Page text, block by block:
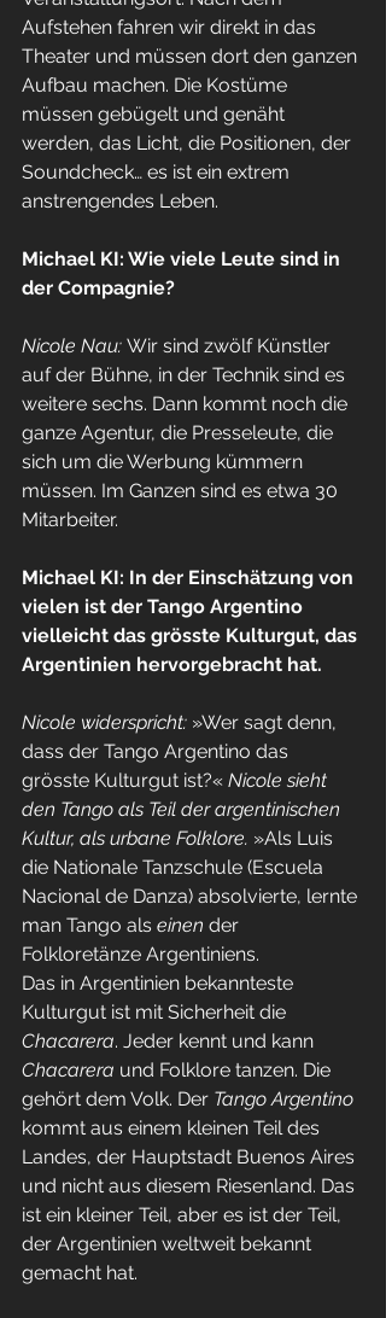
Aufstehen fahren wir direkt in das
Theater und müssen dort den ganzen
Aufbau machen. Die Kostüme
müssen gebügelt und genäht
werden, das Licht, die Positionen, der
Soundcheck… es ist ein extrem
anstrengendes Leben.
Michael KI: Wie viele Leute sind in
der Compagnie?
Nicole Nau: Wir sind zwölf Künstler
auf der Bühne, in der Technik sind es
weitere sechs. Dann kommt noch die
ganze Agentur, die Presseleute, die
sich um die Werbung kümmern
müssen. Im Ganzen sind es etwa 30
Mitarbeiter.
Michael KI: In der Einschätzung von
vielen ist der Tango Argentino
vielleicht das grösste Kulturgut, das
Argentinien hervorgebracht hat.
Nicole widerspricht: »Wer sagt denn,
dass der Tango Argentino das
grösste Kulturgut ist?« Nicole sieht
den Tango als Teil der argentinischen
Kultur, als urbane Folklore. »Als Luis
die Nationale Tanzschule (Escuela
Nacional de Danza) absolvierte, lernte
man Tango als einen der
Folkloretänze Argentiniens.
Das in Argentinien bekannteste
Kulturgut ist mit Sicherheit die
Chacarera. Jeder kennt und kann
Chacarera und Folklore tanzen. Die
gehört dem Volk. Der Tango Argentino
kommt aus einem kleinen Teil des
Landes, der Hauptstadt Buenos Aires
und nicht aus diesem Riesenland. Das
ist ein kleiner Teil, aber es ist der Teil,
der Argentinien weltweit bekannt
gemacht hat.